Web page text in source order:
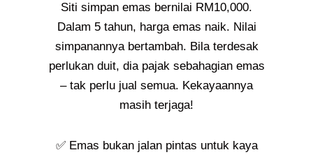
Siti simpan emas bernilai RM10,000.
Dalam 5 tahun, harga emas naik. Nilai
simpanannya bertambah. Bila terdesak
perlukan duit, dia pajak sebahagian emas
– tak perlu jual semua. Kekayaannya
masih terjaga!
✅ Emas bukan jalan pintas untuk kaya